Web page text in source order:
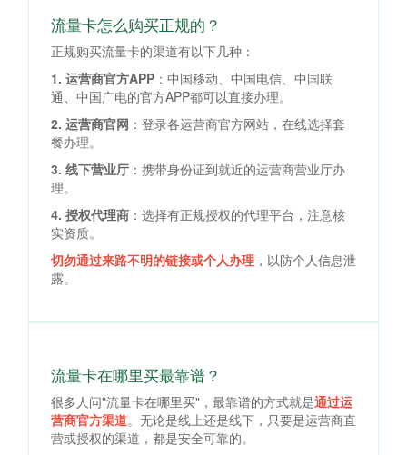
流量卡怎么购买正规的？
正规购买流量卡的渠道有以下几种：
1. 运营商官方APP ：中国移动、中国电信、中国联
通、中国广电的官方APP都可以直接办理。
2. 运营商官网 ：登录各运营商官方网站，在线选择套
餐办理。
3. 线下营业厅 ：携带身份证到就近的运营商营业厅办
理。
4. 授权代理商 ：选择有正规授权的代理平台，注意核
实资质。
切勿通过来路不明的链接或个人办理 ，以防个人信息泄
露。
流量卡在哪里买最靠谱？
很多人问"流量卡在哪里买"，最靠谱的方式就是通过运
营商官方渠道。无论是线上还是线下，只要是运营商直
营或授权的渠道，都是安全可靠的。